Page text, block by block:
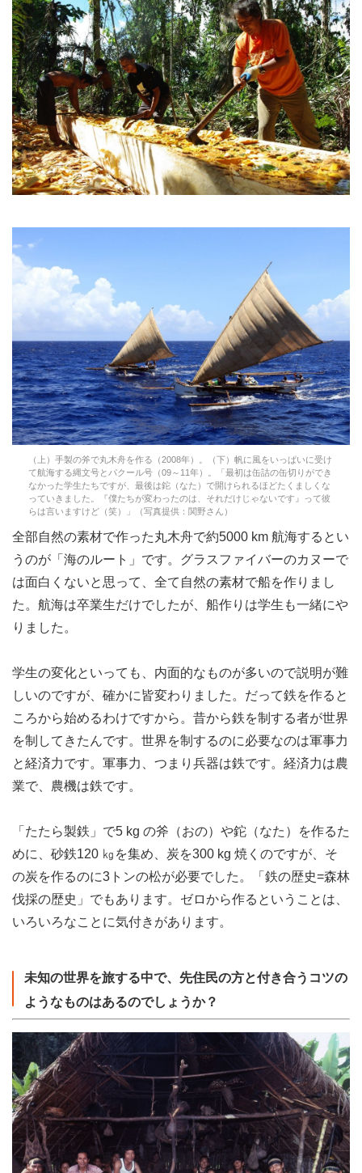
（上）手製の斧で丸木舟を作る（2008年）。（下）帆に風をいっぱいに受け
て航海する縄文号とパクール号（09～11年）。「最初は缶詰の缶切りができ
なかった学生たちですが、最後は鉈（なた）で開けられるほどたくましくな
っていきました。『僕たちが変わったのは、それだけじゃないです』って彼
らは言いますけど（笑）」（写真提供：関野さん）
全部自然の素材で作った丸木舟で約5000 km 航海するとい
うのが「海のルート」です。グラスファイバーのカヌーで
は面白くないと思って、全て自然の素材で船を作りまし
た。航海は卒業生だけでしたが、船作りは学生も一緒にや
りました。
学生の変化といっても、内面的なものが多いので説明が難
しいのですが、確かに皆変わりました。だって鉄を作ると
ころから始めるわけですから。昔から鉄を制する者が世界
を制してきたんです。世界を制するのに必要なのは軍事力
と経済力です。軍事力、つまり兵器は鉄です。経済力は農
業で、農機は鉄です。
「たたら製鉄」で5 kg の斧（おの）や鉈（なた）を作るた
めに、砂鉄120 ㎏を集め、炭を300 kg 焼くのですが、そ
の炭を作るのに3トンの松が必要でした。「鉄の歴史=森林
伐採の歴史」でもあります。ゼロから作るということは、
いろいろなことに気付きがあります。
未知の世界を旅する中で、先住民の方と付き合うコツの
ようなものはあるのでしょうか？